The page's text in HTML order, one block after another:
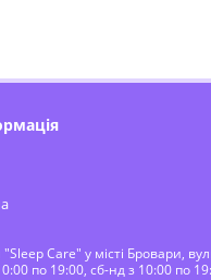
Care" у місті Бровари,
по 19:00, сб-нд з 10:00 по